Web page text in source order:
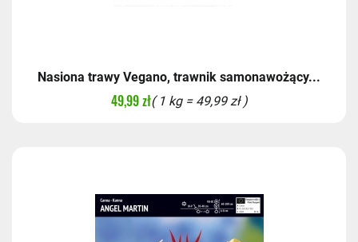
Nasiona trawy Vegano, trawnik samonawożący...
49,99 zł( 1 kg = 49,99 zł )